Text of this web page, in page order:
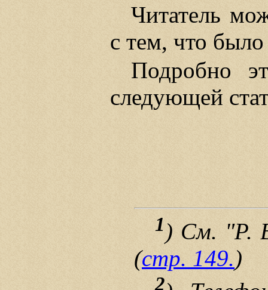
Читатель
с тем, что
Подробно
следующей
1 ) См. "Р.
(стр. 149.)
2